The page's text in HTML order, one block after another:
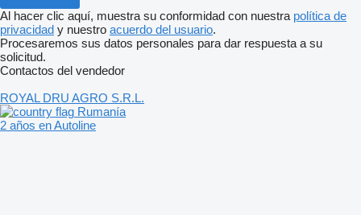
Al hacer clic aquí, muestra su conformidad con nuestra política de
privacidad y nuestro acuerdo del usuario.
Procesaremos sus datos personales para dar respuesta a su
solicitud.
Contactos del vendedor
ROYAL DRU AGRO S.R.L.
Rumanía
2 años en Autoline